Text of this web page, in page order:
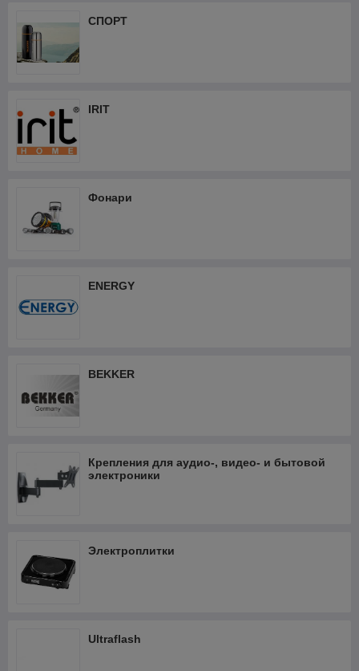
СПОРТ
IRIT
Фонари
ENERGY
BEKKER
Крепления для аудио-, видео- и бытовой
электроники
Электроплитки
Ultraflash